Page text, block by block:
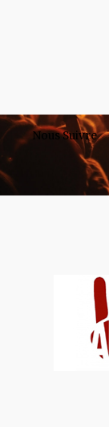
Nous Suivre